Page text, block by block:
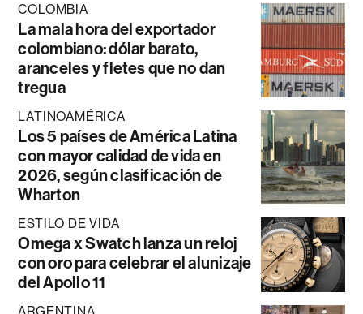
COLOMBIA
La mala hora del exportador
colombiano: dólar barato,
aranceles y fletes que no dan
tregua
LATINOAMÉRICA
Los 5 países de América Latina
con mayor calidad de vida en
2026, según clasificación de
Wharton
ESTILO DE VIDA
Omega x Swatch lanza un reloj
con oro para celebrar el alunizaje
del Apollo 11